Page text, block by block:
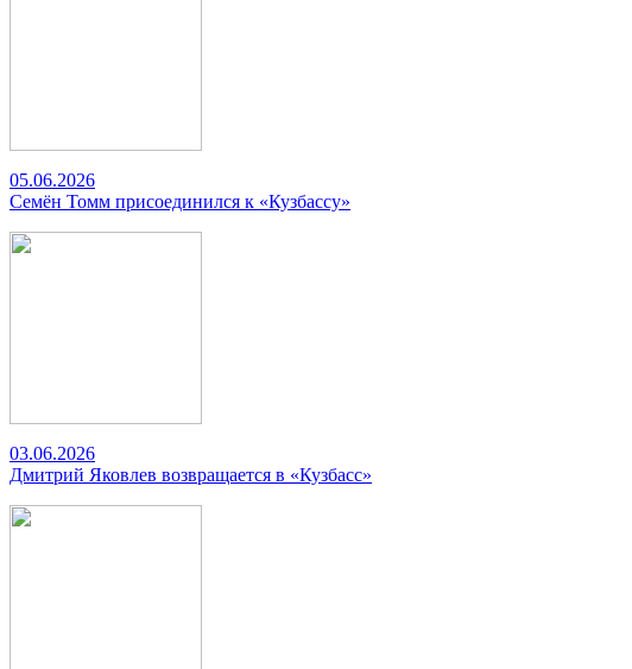
05.06.2026
Семён Томм присоединился к «Кузбассу»
03.06.2026
Дмитрий Яковлев возвращается в «Кузбасс»